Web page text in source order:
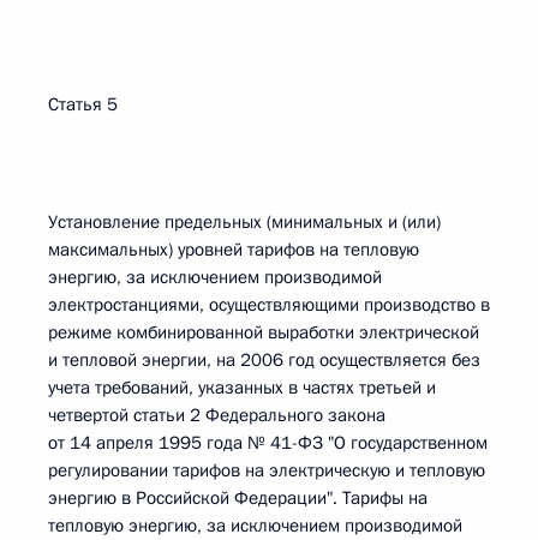
Статья 5
Установление предельных (минимальных и (или)
максимальных) уровней тарифов на тепловую
энергию, за исключением производимой
электростанциями, осуществляющими производство в
режиме комбинированной выработки электрической
и тепловой энергии, на 2006 год осуществляется без
учета требований, указанных в частях третьей и
четвертой статьи 2 Федерального закона
от 14 апреля 1995 года № 41-ФЗ "О государственном
регулировании тарифов на электрическую и тепловую
энергию в Российской Федерации". Тарифы на
тепловую энергию, за исключением производимой